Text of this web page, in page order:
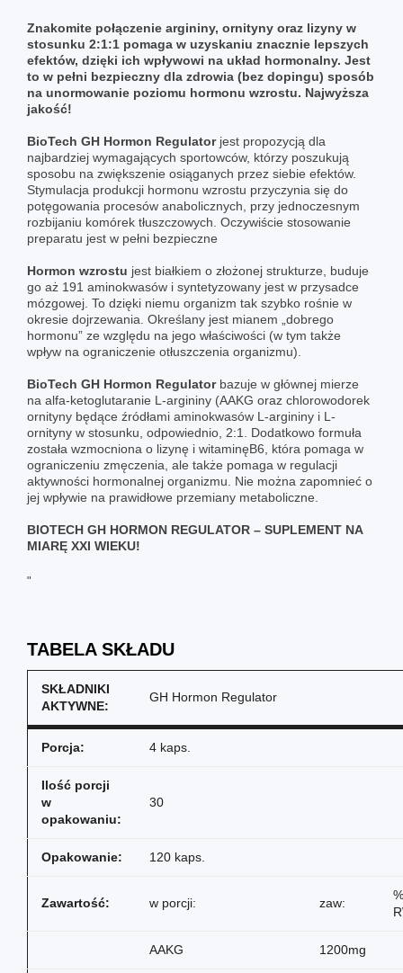
Znakomite połączenie argininy, ornityny oraz lizyny w
stosunku 2:1:1 pomaga w uzyskaniu znacznie lepszych
efektów, dzięki ich wpływowi na układ hormonalny. Jest
to w pełni bezpieczny dla zdrowia (bez dopingu) sposób
na unormowanie poziomu hormonu wzrostu. Najwyższa
jakość!
BioTech GH Hormon Regulatorjest propozycją dla
najbardziej wymagających sportowców, którzy poszukują
sposobu na zwiększenie osiąganych przez siebie efektów.
Stymulacja produkcji hormonu wzrostu przyczynia się do
potęgowania procesów anabolicznych, przy jednoczesnym
rozbijaniu komórek tłuszczowych. Oczywiście stosowanie
preparatu jest w pełni bezpieczne
Hormon wzrostu jest białkiem o złożonej strukturze, buduje
go aż 191 aminokwasów i syntetyzowany jest w przysadce
mózgowej. To dzięki niemu organizm tak szybko rośnie w
okresie dojrzewania. Określany jest mianem „dobrego
hormonu” ze względu na jego właściwości (w tym także
wpływ na ograniczenie otłuszczenia organizmu).
BioTech GH Hormon Regulatorbazuje w głównej mierze
na alfa-ketoglutaranie L-argininy (AAKG oraz chlorowodorek
ornityny będące źródłami aminokwasów L-argininy i L-
ornityny w stosunku, odpowiednio, 2:1. Dodatkowo formuła
została wzmocniona o lizynę i witaminęB6, która pomaga w
ograniczeniu zmęczenia, ale także pomaga w regulacji
aktywności hormonalnej organizmu. Nie można zapomnieć o
jej wpływie na prawidłowe przemiany metaboliczne.
BIOTECH GH HORMON REGULATOR – SUPLEMENT NA
MIARĘ XXI WIEKU!
"
TABELA SKŁADU
SKŁADNIKI
AKTYWNE:
GH Hormon Regulator
Porcja: 4 kaps.
Ilość porcji
w
opakowaniu:
30
Opakowanie: 120 kaps.
Zawartość: w porcji: zaw:
%
AAKG 1200mg